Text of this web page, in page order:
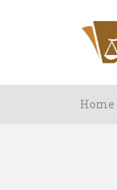
Home